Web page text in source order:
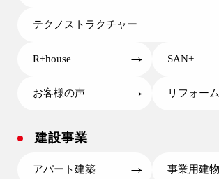
テクノストラクチャー
R+house SAN+
お客様の声 リフォーム
建設事業
アパート建築 事業用建物